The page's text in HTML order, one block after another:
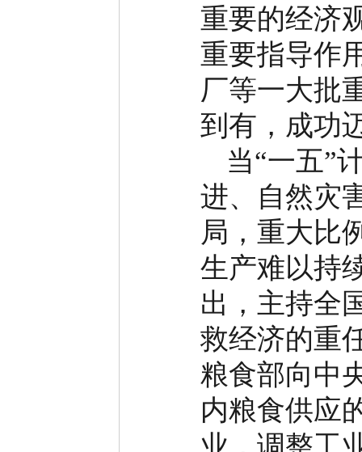
重要的经济
重要指导作
厂等一大批
到有，成功
当“一五”
进、自然灾
局，重大比
生产难以持
出，主持全
救经济的重
粮食部向中
内粮食供应